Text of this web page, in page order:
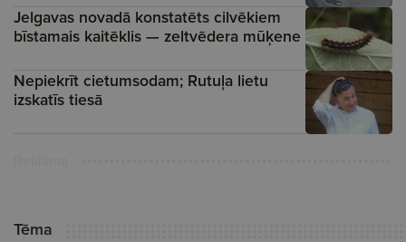
Jelgavas novadā konstatēts cilvēkiem
bīstamais kaitēklis — zeltvēdera mūķene
Nepiekrīt cietumsodam; Rutuļa lietu
izskatīs tiesā
Tēma